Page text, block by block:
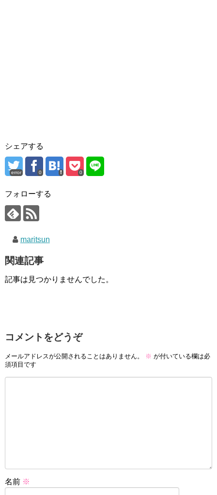
シェアする
error 0 0
フォローする
maritsun
関連記事
記事は見つかりませんでした。
コメントをどうぞ
メールアドレスが公開されることはありません。 ※ が付いている欄は必
須項目です
名前 ※